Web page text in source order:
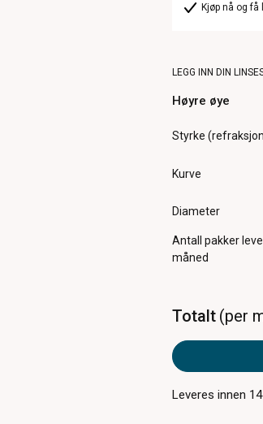
Kjøp nå og
LEGG INN DIN
Høyre øye
Styrke
Kurve
Diameter
Antall pakker
måned
Totalt per
Leveres innen 14